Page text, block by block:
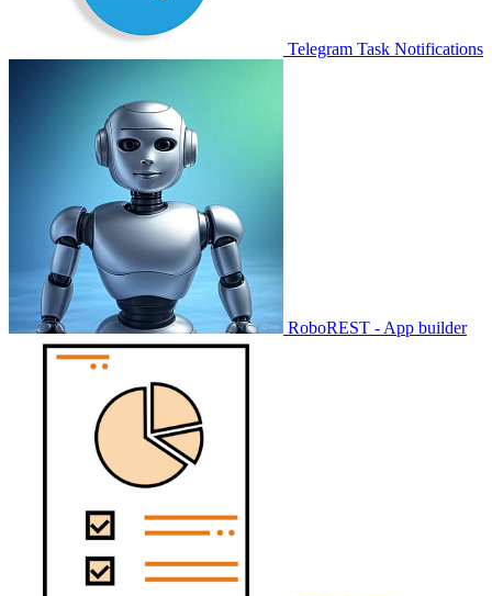
Telegram Task Notifications
RoboREST - App builder